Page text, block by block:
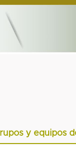
y equipos